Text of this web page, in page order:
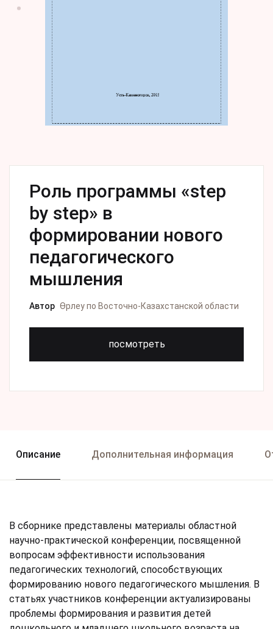
Роль программы «step
by step» в
формировании нового
педагогического
мышления
Автор Өрлеу по Восточно-Казахстанской области
посмотреть
Описание Дополнительная информация
В сборнике представлены материалы областной
научно-практической конференции, посвященной
вопросам эффективности использования
педагогических технологий, способствующих
формированию нового педагогического мышления. В
статьях участников конференции актуализированы
проблемы формирования и развития детей